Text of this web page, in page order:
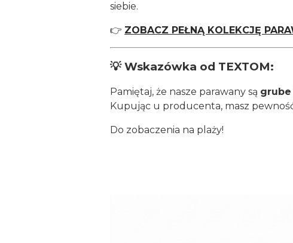
siebie.
👉 ZOBACZ PEŁNĄ KOLEKCJĘ
💡 Wskazówka od TEXTOM:
Pamiętaj, że nasze parawany są
Kupując u producenta, masz
Do zobaczenia na plaży!